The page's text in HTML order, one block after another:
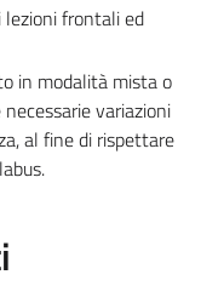
lezioni frontali ed
in modalità mista o
variazioni
al fine di rispettare